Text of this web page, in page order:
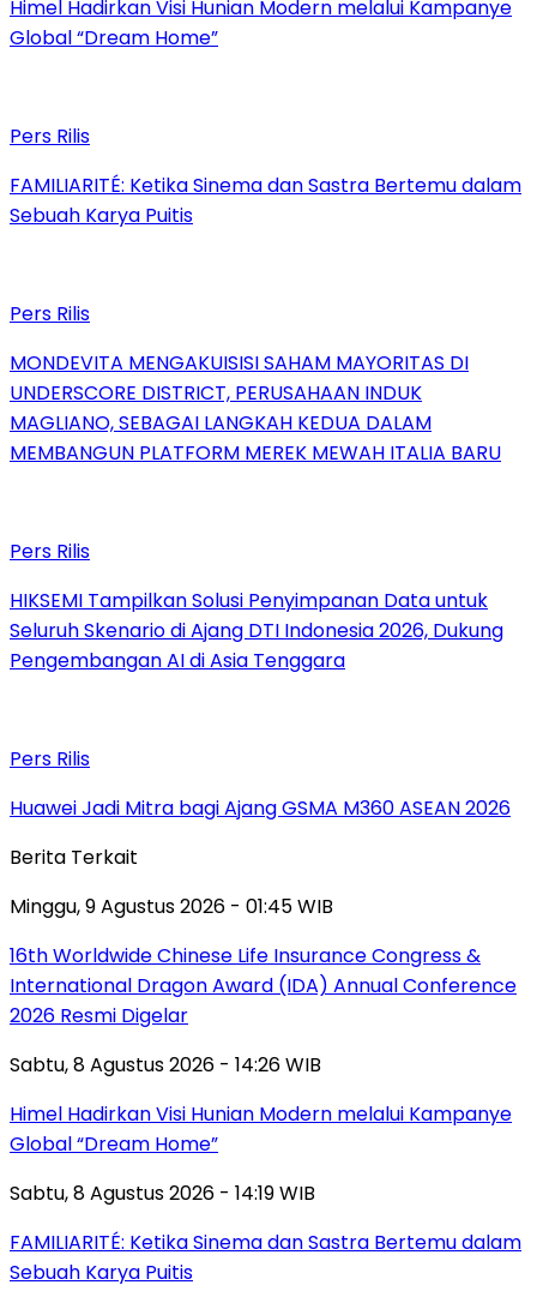
Himel Hadirkan Visi Hunian Modern melalui Kampanye
Global “Dream Home”
Pers Rilis
FAMILIARITÉ: Ketika Sinema dan Sastra Bertemu dalam
Sebuah Karya Puitis
Pers Rilis
MONDEVITA MENGAKUISISI SAHAM MAYORITAS DI
UNDERSCORE DISTRICT, PERUSAHAAN INDUK
MAGLIANO, SEBAGAI LANGKAH KEDUA DALAM
MEMBANGUN PLATFORM MEREK MEWAH ITALIA BARU
Pers Rilis
HIKSEMI Tampilkan Solusi Penyimpanan Data untuk
Seluruh Skenario di Ajang DTI Indonesia 2026, Dukung
Pengembangan AI di Asia Tenggara
Pers Rilis
Huawei Jadi Mitra bagi Ajang GSMA M360 ASEAN 2026
Berita Terkait
Minggu, 9 Agustus 2026 - 01:45 WIB
16th Worldwide Chinese Life Insurance Congress &
International Dragon Award (IDA) Annual Conference
2026 Resmi Digelar
Sabtu, 8 Agustus 2026 - 14:26 WIB
Himel Hadirkan Visi Hunian Modern melalui Kampanye
Global “Dream Home”
Sabtu, 8 Agustus 2026 - 14:19 WIB
FAMILIARITÉ: Ketika Sinema dan Sastra Bertemu dalam
Sebuah Karya Puitis